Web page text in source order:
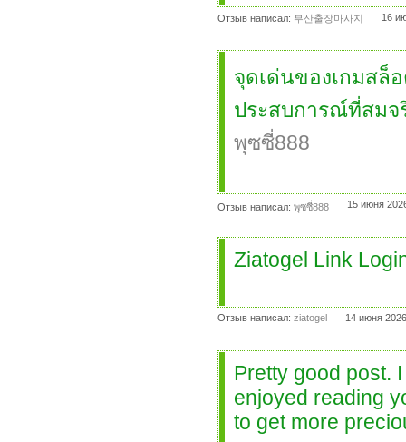
Отзыв написал: 부산출장마사지 16
จุดเด่นของเกมสล็
ประสบการณ์ที่สมจ
พุซซี่888
Отзыв написал: พุซซี่888 15 июня
Ziatogel Link
Отзыв написал: ziatogel 14 июня
Pretty good
enjoyed reading
to get more